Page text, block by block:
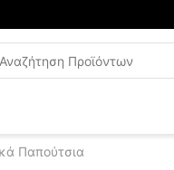
Παπούτσια